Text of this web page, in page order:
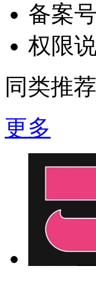
备案号
权限
同类推荐
更多